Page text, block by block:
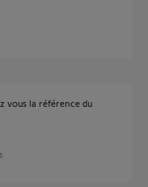
vous la référence du